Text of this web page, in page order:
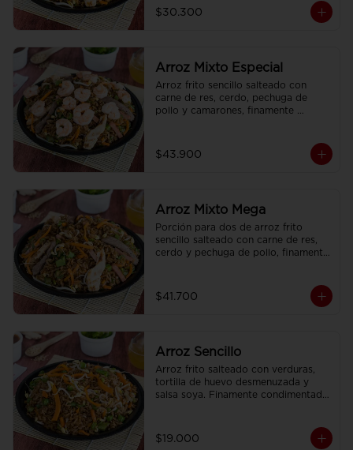
$30.300
Arroz Mixto Especial
Arroz frito sencillo salteado con
carne de res, cerdo, pechuga de
pollo y camarones, finamente
$43.900
Arroz Mixto Mega
Porción para dos de arroz frito
sencillo salteado con carne de res,
cerdo y pechuga de pollo, finamente
$41.700
Arroz Sencillo
Arroz frito salteado con verduras,
tortilla de huevo desmenuzada y
salsa soya. Finamente condimentado
$19.000